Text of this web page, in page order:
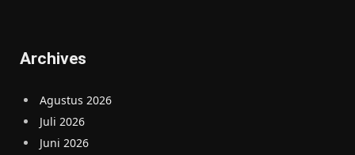
Archives
Agustus 2026
Juli 2026
Juni 2026